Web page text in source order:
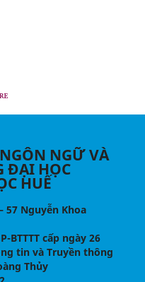
NGỮ VÀ
ĐẠI HỌC
HUẾ
57 Nguyễn Khoa
BTTTT cấp ngày 26
tin và Truyền thông
Thủy